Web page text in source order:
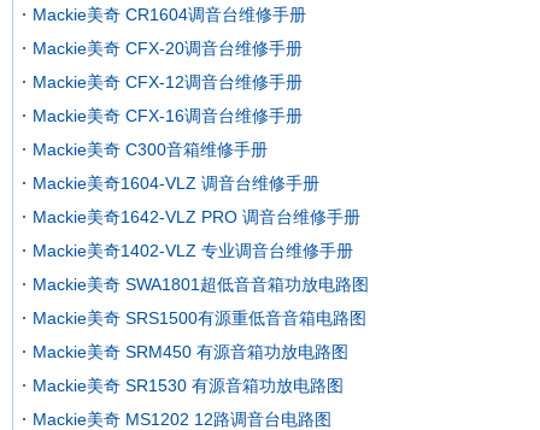
Mackie美奇 CR1604调音台维修手册
Mackie美奇 CFX-20调音台维修手册
Mackie美奇 CFX-12调音台维修手册
Mackie美奇 CFX-16调音台维修手册
Mackie美奇 C300音箱维修手册
Mackie美奇1604-VLZ 调音台维修手册
Mackie美奇1642-VLZ PRO 调音台维修手册
Mackie美奇1402-VLZ 专业调音台维修手册
Mackie美奇 SWA1801超低音音箱功放电路图
Mackie美奇 SRS1500有源重低音音箱电路图
Mackie美奇 SRM450 有源音箱功放电路图
Mackie美奇 SR1530 有源音箱功放电路图
Mackie美奇 MS1202 12路调音台电路图